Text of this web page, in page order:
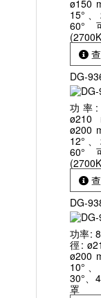
ø150
15°、
60°
DG-
功率:
ø200
12°、
60°
DG-
功率:
徑:
ø200
10°、
30°、
罩